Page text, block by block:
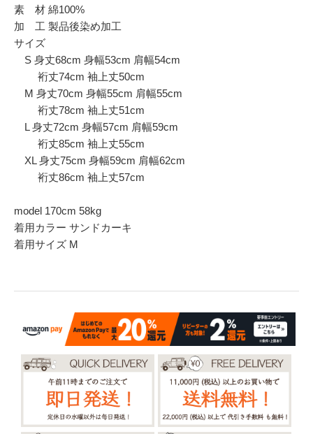
素 材 綿100%
加 工 製品後染め加工
サイズ
S 身丈68cm 身幅53cm 肩幅54cm
裄丈74cm 袖上丈50cm
M 身丈70cm 身幅55cm 肩幅55cm
裄丈78cm 袖上丈51cm
L 身丈72cm 身幅57cm 肩幅59cm
裄丈85cm 袖上丈55cm
XL 身丈75cm 身幅59cm 肩幅62cm
裄丈86cm 袖上丈57cm
model 170cm 58kg
着用カラー サンドカーキ
着用サイズ M